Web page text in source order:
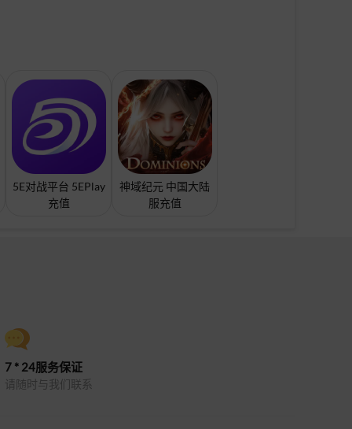
5E对战平台 5EPlay
充值
神域纪元 中国大陆
服充值
7 * 24服务保证
请随时与我们联系